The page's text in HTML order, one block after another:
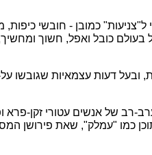
כמובן - חובשי
פריטי לבוש ששרדו משלהי המאה ה-18 אני כבול בעולם כובל
ובעל דעות עצמאיות שגובשו
רב של אנשים עטורי זקן-
כמו "עמלק", שאת פירושן